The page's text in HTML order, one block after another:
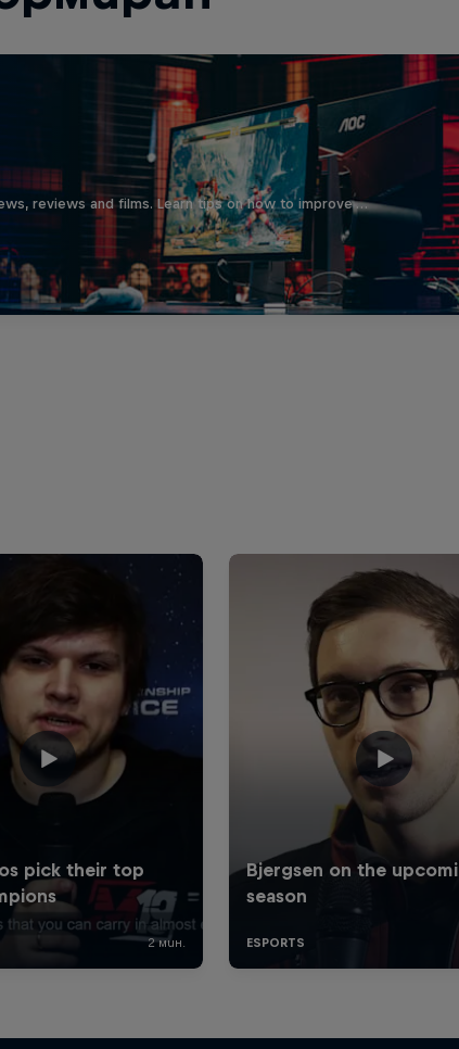
reviews and films. Learn tips on how to improve …